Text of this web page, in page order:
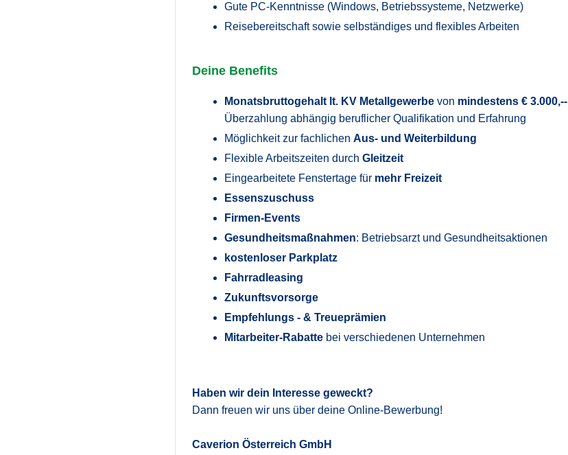
Gute PC-Kenntnisse (Windows, Betriebssysteme, Netzwerke)
Reisebereitschaft sowie selbständiges und flexibles Arbeiten
Deine Benefits
Monatsbruttogehalt lt. KV Metallgewerbe von mindestens € 3.000,--
Überzahlung abhängig beruflicher Qualifikation und Erfahrung
Möglichkeit zur fachlichen Aus- und Weiterbildung
Flexible Arbeitszeiten durch Gleitzeit
Eingearbeitete Fenstertage für mehr Freizeit
Essenszuschuss
Firmen-Events
Gesundheitsmaßnahmen: Betriebsarzt und Gesundheitsaktionen
kostenloser Parkplatz
Fahrradleasing
Zukunftsvorsorge
Empfehlungs - & Treueprämien
Mitarbeiter-Rabatte bei verschiedenen Unternehmen
Haben wir dein Interesse geweckt?
Dann freuen wir uns über deine Online-Bewerbung!
Caverion Österreich GmbH